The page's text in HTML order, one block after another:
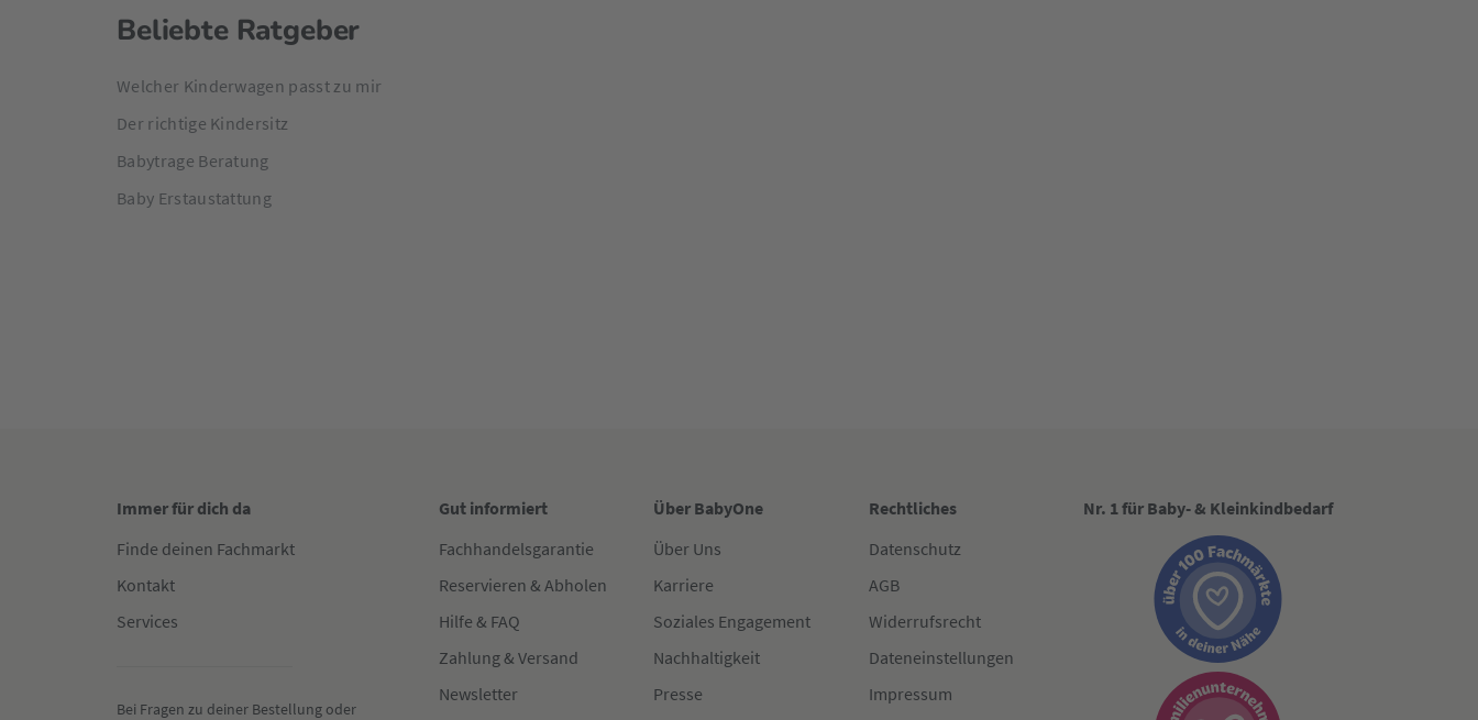
Beliebte Ratgeber
Welcher Kinderwagen passt zu mir
Der richtige Kindersitz
Babytrage Beratung
Baby Erstaustattung
Immer für dich da
Finde deinen Fachmarkt
Kontakt
Services
Bei Fragen zu deiner Bestellung oder
Gut informiert
Fachhandelsgarantie
Reservieren & Abholen
Hilfe & FAQ
Zahlung & Versand
Newsletter
Über BabyOne
Über Uns
Karriere
Soziales Engagement
Nachhaltigkeit
Presse
Rechtliches
Datenschutz
AGB
Widerrufsrecht
Dateneinstellungen
Impressum
Nr. 1 für Baby- & Kleinkindbedarf